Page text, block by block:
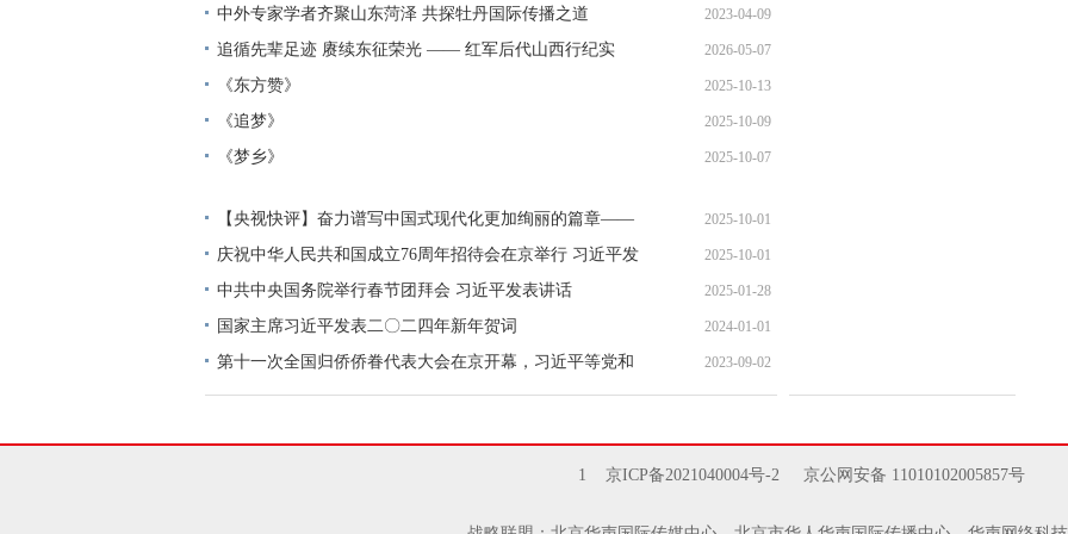
中外专家学者齐聚山东菏泽 共探牡丹国际传播之道 2023-04-09
追循先辈足迹 赓续东征荣光 —— 红军后代山西行纪实 2026-05-07
《东方赞》 2025-10-13
《追梦》 2025-10-09
《梦乡》 2025-10-07
【央视快评】奋力谱写中国式现代化更加绚丽的篇章——
庆祝新中国成立76周年
2025-10-01
庆祝中华人民共和国成立76周年招待会在京举行 习近平发
表重要讲话
2025-10-01
中共中央国务院举行春节团拜会 习近平发表讲话 2025-01-28
国家主席习近平发表二〇二四年新年贺词 2024-01-01
第十一次全国归侨侨眷代表大会在京开幕，习近平等党和
国家领导人到会祝贺。
2023-09-02
1 京ICP备2021040004号-2 京公网安备 11010102005857号